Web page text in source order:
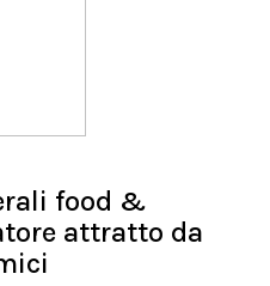
food &
attratto da